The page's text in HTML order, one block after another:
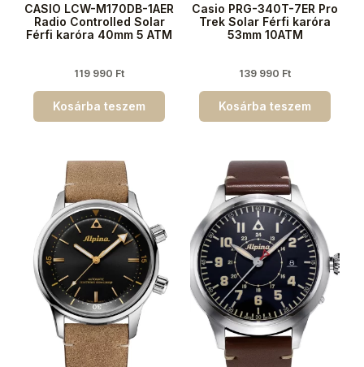
CASIO LCW-M170DB-1AER
Radio Controlled Solar
Férfi karóra 40mm 5 ATM
119 990 Ft
Kosárba teszem
Casio PRG-340T-7ER Pro
Trek Solar Férfi karóra
53mm 10ATM
139 990 Ft
Kosárba teszem